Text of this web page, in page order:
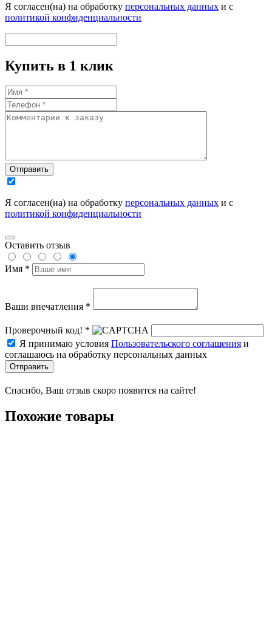
Я согласен(на) на обработку персональных данных и с
политикой конфиденциальности
Купить в 1 клик
Отправить
Я согласен(на) на обработку персональных данных и с
политикой конфиденциальности
Оставить отзыв
Имя *
Ваши впечатления *
Проверочный код! *
Я принимаю условия Пользовательского соглашения и
соглашаюсь на обработку персональных данных
Отправить
Спасибо, Ваш отзыв скоро появится на сайте!
Похожие товары